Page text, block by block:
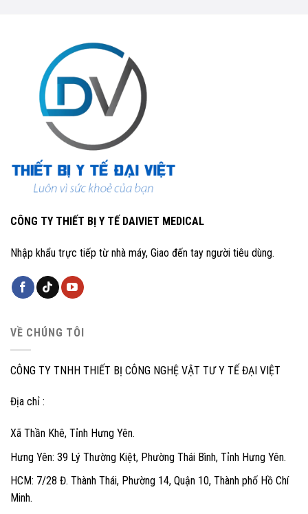
CÔNG TY THIẾT BỊ Y TẾ DAIVIET MEDICAL
Nhập khẩu trực tiếp từ nhà máy, Giao đến tay người tiêu dùng.
VỀ CHÚNG TÔI
CÔNG TY TNHH THIẾT BỊ CÔNG NGHỆ VẬT TƯ Y TẾ ĐẠI VIỆT
Địa chỉ :
Xã Thần Khê, Tỉnh Hưng Yên.
Hưng Yên: 39 Lý Thường Kiệt, Phường Thái Bình, Tỉnh Hưng Yên.
HCM: 7/28 Đ. Thành Thái, Phường 14, Quận 10, Thành phố Hồ Chí
Minh.